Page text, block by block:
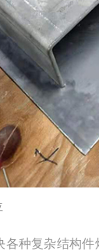
各种复杂结构